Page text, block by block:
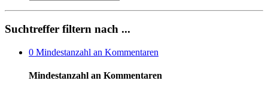
Suchtreffer filtern nach ...
0 Mindestanzahl an Kommentaren
Mindestanzahl an Kommentaren